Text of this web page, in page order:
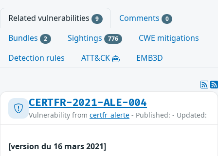
Related vulnerabilities 9 Comments 0
Bundles 2 Sightings 776
CWE mitigations
Detection rules
ATT&CK EMB3D
CERTFR-2021-ALE-004
Vulnerability from certfr_alerte - Published: - Updated:
[version du 16 mars 2021]